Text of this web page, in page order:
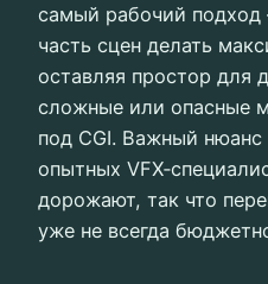
самый рабочий подход
часть сцен делать
оставляя простор для
сложные или опасные
под CGI. Важный
опытных
дорожают, так что
уже не всегда